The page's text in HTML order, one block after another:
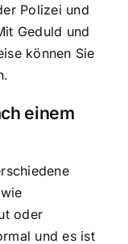
Polizei und
Geduld und
können Sie
einem
oder
und es ist